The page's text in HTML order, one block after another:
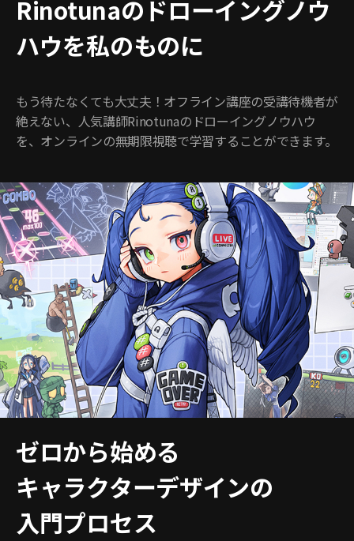
Rinotunaのドローイングノウ
ハウを私のものに
もう待たなくても大丈夫！オフライン講座の受講待機者が
絶えない、人気講師Rinotunaのドローイングノウハウ
を、オンラインの無期限視聴で学習することができます。
ゼロから始める
キャラクターデザインの
入門プロセス